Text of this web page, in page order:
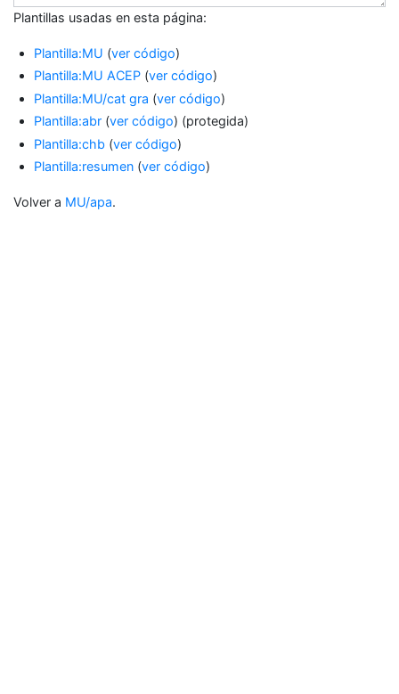
Plantillas usadas en esta página:
Plantilla:MU (ver código)
Plantilla:MU ACEP (ver código)
Plantilla:MU/cat gra (ver código)
Plantilla:abr (ver código) (protegida)
Plantilla:chb (ver código)
Plantilla:resumen (ver código)
Volver a MU/apa.